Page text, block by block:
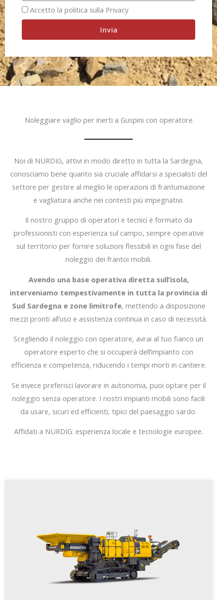
Accetto la politica sulla Privacy
Invia
Noleggiare vaglio per inerti a Guspini con operatore
Noi di NURDIG, attivi in modo diretto in tutta la Sardegna,
conosciamo bene quanto sia cruciale affidarsi a specialisti del
settore per gestire al meglio le operazioni di frantumazione
e vagliatura anche nei contesti più impegnativi.
Il nostro gruppo di operatori e tecnici è formato da
professionisti con esperienza sul campo, sempre operative
sul territorio per fornire soluzioni flessibili in ogni fase del
noleggio dei frantoi mobili.
Avendo una base operativa diretta sull’isola,
interveniamo tempestivamente in tutta la provincia di
Sud Sardegna e zone limitrofe, mettendo a disposizione
mezzi pronti all’uso e assistenza continua in caso di necessità.
Scegliendo il noleggio con operatore, avrai al tuo fianco un
operatore esperto che si occuperà dell’impianto con
efficienza e competenza, riducendo i tempi morti in cantiere.
Se invece preferisci lavorare in autonomia, puoi optare per il
noleggio senza operatore. I nostri impianti mobili sono facili
da usare, sicuri ed efficienti, tipici del paesaggio sardo.
Affidati a NURDIG: esperienza locale e tecnologie europee.